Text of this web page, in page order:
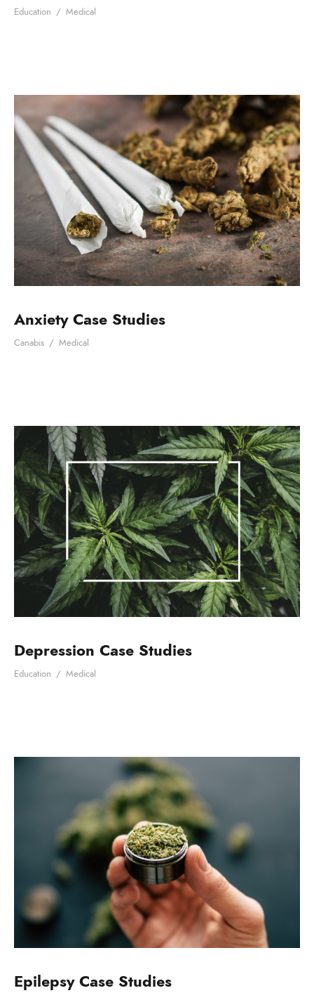
Education / Medical
Anxiety Case Studies
Canabis / Medical
Depression Case Studies
Education / Medical
Epilepsy Case Studies